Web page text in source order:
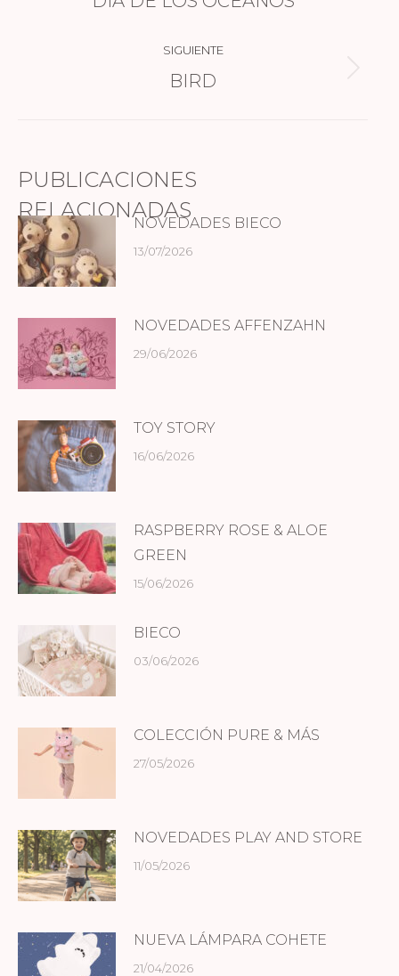
SIGUIENTE
Publicación
BIRD
PUBLICACIONES
RELACIONADAS
NOVEDADES BIECO
13/07/2026
NOVEDADES AFFENZAHN
29/06/2026
TOY STORY
16/06/2026
RASPBERRY ROSE & ALOE
GREEN
15/06/2026
BIECO
03/06/2026
COLECCIÓN PURE & MÁS
27/05/2026
NOVEDADES PLAY AND STORE
11/05/2026
NUEVA LÁMPARA COHETE
21/04/2026